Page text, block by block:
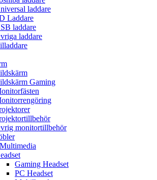
laddare
Laddare
laddare
laddare
Gaming
monitortillbehör
Gaming Headset
PC Headset